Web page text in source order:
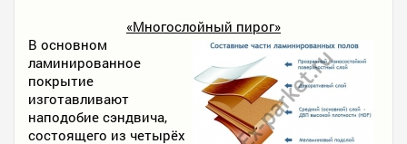
ПОЛЕЗНОЕ«Многослойный пирог»
В основном
ламинированное
покрытие
изготавливают
наподобие сэндвича,
состоящего из четырёх